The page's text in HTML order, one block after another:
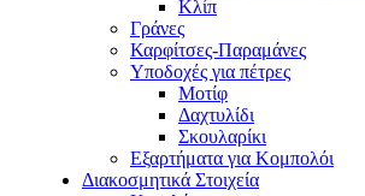
Κλίπ
Γράνες
Καρφίτσες-Παραμάνες
Υποδοχές για πέτρες
Μοτίφ
Δαχτυλίδι
Σκουλαρίκι
Εξαρτήματα για Κομπολόι
Διακοσμητικά Στοιχεία